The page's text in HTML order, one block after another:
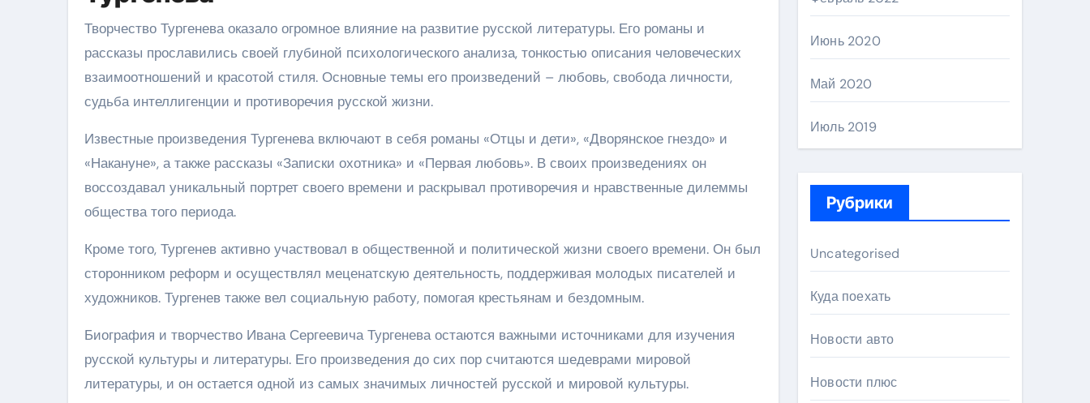
Творчество Тургенева оказало огромное влияние на развитие русской литературы. Его романы и
рассказы прославились своей глубиной психологического анализа, тонкостью описания человеческих
взаимоотношений и красотой стиля. Основные темы его произведений – любовь, свобода личности,
судьба интеллигенции и противоречия русской жизни.
Известные произведения Тургенева включают в себя романы «Отцы и дети», «Дворянское гнездо» и
«Накануне», а также рассказы «Записки охотника» и «Первая любовь». В своих произведениях он
воссоздавал уникальный портрет своего времени и раскрывал противоречия и нравственные дилеммы
общества того периода.
Кроме того, Тургенев активно участвовал в общественной и политической жизни своего времени. Он был
сторонником реформ и осуществлял меценатскую деятельность, поддерживая молодых писателей и
художников. Тургенев также вел социальную работу, помогая крестьянам и бездомным.
Биография и творчество Ивана Сергеевича Тургенева остаются важными источниками для изучения
русской культуры и литературы. Его произведения до сих пор считаются шедеврами мировой
литературы, и он остается одной из самых значимых личностей русской и мировой культуры.
Июнь 2020
Май 2020
Июль 2019
Рубрики
Uncategorised
Куда поехать
Новости авто
Новости плюс